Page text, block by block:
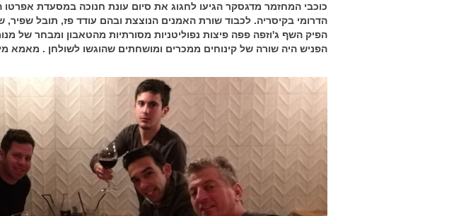
כוכבי המחזמר מדגסקר הגיעו לחגוג את סיום עונת חנוכה במסעדת
הדרומי בקיסריה. לכבוד שורת האמנים הנוצצת ובהם עודד פז, תובל שפיר,
הפיק השף ג'וזפה פפה פיצות נפוליטניות מסורתיות מהטאבון ומבחר של
הפניש היה שורה של קינוחים ממכרים ומושחתים שהוגשו לשולחן . מאמא